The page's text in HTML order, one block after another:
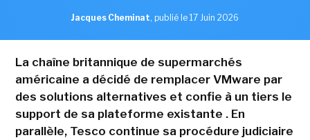
Jacques Cheminat, publié le 17 Juin 2026
La chaîne britannique de supermarchés
américaine a décidé de remplacer VMware par
des solutions alternatives et confie à un tiers le
support de sa plateforme existante . En
parallèle, Tesco continue sa procédure judiciaire